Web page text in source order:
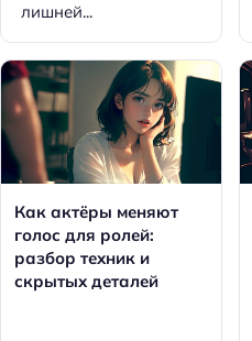
лишней...
Как актёры меняют
голос для ролей:
разбор техник и
скрытых деталей